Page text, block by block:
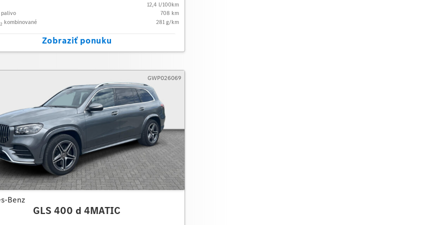
12,4 l/100km
palivo
708 km
2 kombinované 281 g/km
Zobraziť ponuku
Benz
GLS 400 d 4MATIC
GWP026069